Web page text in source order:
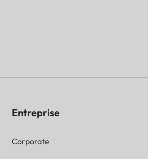
Entreprise
Corporate